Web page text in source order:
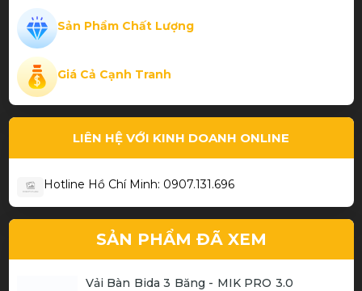
Phạm Thành Hiếu
Cơ bida chất
Sản Phẩm Chất Lượng
Giá Cả Cạnh Tranh
LIÊN HỆ VỚI KINH DOANH ONLINE
Hotline Hồ Chí Minh: 0907.131.696
SẢN PHẨM ĐÃ XEM
Vải Bàn Bida 3 Băng - MIK PRO 3.0